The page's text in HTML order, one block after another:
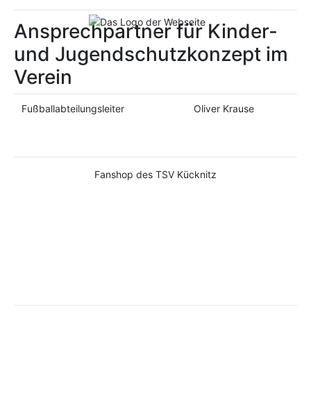
Ansprechpartner für Kinder-
und Jugendschutzkonzept im
Verein
Fußballabteilungsleiter Oliver Krause
Fanshop des TSV Kücknitz